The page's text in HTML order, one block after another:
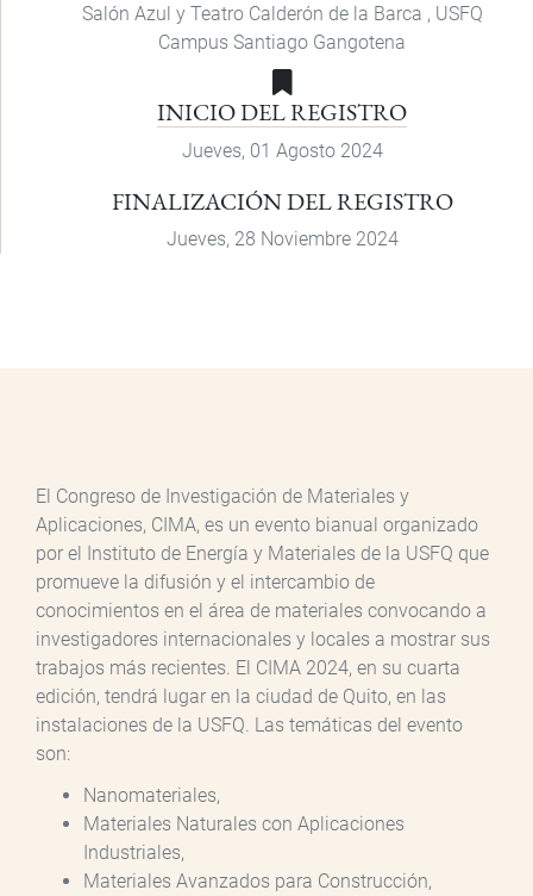
Salón Azul y Teatro Calderón de la Barca , USFQ
Campus Santiago Gangotena
INICIO DEL REGISTRO
Jueves, 01 Agosto 2024
FINALIZACIÓN DEL REGISTRO
Jueves, 28 Noviembre 2024
El Congreso de Investigación de Materiales y
Aplicaciones, CIMA, es un evento bianual organizado
por el Instituto de Energía y Materiales de la USFQ que
promueve la difusión y el intercambio de
conocimientos en el área de materiales convocando a
investigadores internacionales y locales a mostrar sus
trabajos más recientes. El CIMA 2024, en su cuarta
edición, tendrá lugar en la ciudad de Quito, en las
instalaciones de la USFQ. Las temáticas del evento
son:
Nanomateriales,
Materiales Naturales con Aplicaciones
Industriales,
Materiales Avanzados para Construcción,